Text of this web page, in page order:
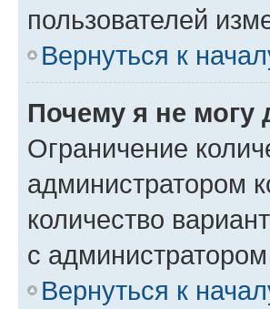
пользователей
Вернуться к
Почему я не могу
Ограничение
администратором
количество
с
Вернуться к